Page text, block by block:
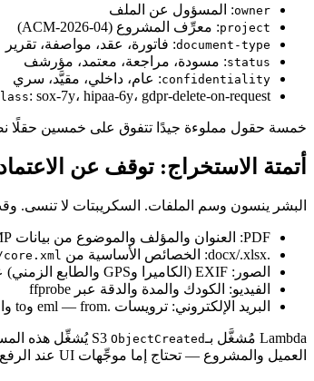
owner: المسؤول عن الملف
project: معرِّف المشروع (ACM-2026-04)
document-type: فاتورة، عقد، مواصفة، تقرير
status: مسودة، مراجعة، معتمد، مؤرشف
confidentiality: عام، داخلي، مقيَّد، سري
: sox-7y، hipaa-6y، gdpr-delete-on-request
خمسة حقول مملوءة جيدًا تتفوق على خمسين حقلًا
أتمتة الاستخراج: توقف عن
البشر ينسون وسم الملفات. السكريبتات لا تنسى.
PDF: العنوان والمؤلف والموضوع من بيانات XMP الوصفية (pdfinfo أو PyPDF2 أو pdfminer)
.docx/.xlsx: الخصائص الأساسية من
core.xml
الصور: EXIF (الكاميرا وGPS والطابع الزمني) عبر
الفيديو: الكودك والمدة والدقة عبر ffprobe
البريد الإلكتروني: ترويسات .eml — from وto والموضوع والتاريخ عبر وحدة Python
Lambda مُشغَّل بـS3 ObjectCreated يُشغِّل هذه
العميل والمشروع — تحتاج إما موجِّهات UI عند الرفع أو تمريرة فحص محتوى.